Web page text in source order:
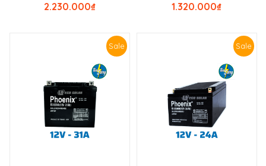
₫
2.230.000 ₫
1.320.000
Sale Sale